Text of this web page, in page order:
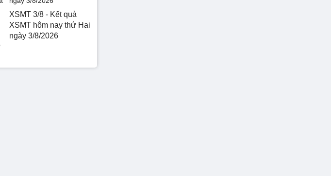
XSMT 3/8 - Kết quả
XSMT hôm nay thứ Hai
ngày 3/8/2026